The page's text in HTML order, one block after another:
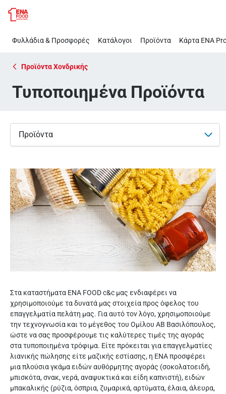
Παράλειψη
Τυποποιημένα
Προϊόντα
Φυλλάδια & Προσφορές Κατάλογοι Προϊόντα Κάρτα ΕΝΑ
Προϊόντα Χονδρικής
Τυποποιημένα Προϊόντα
Προϊόντα
Στα καταστήματα ΕΝΑ FOOD c&c μας ενδιαφέρει να
χρησιμοποιούμε τα δυνατά μας στοιχεία προς όφελος του
επαγγελματία πελάτη μας. Για αυτό τον λόγο, χρησιμοποιούμε
την τεχνογνωσία και το μέγεθος του Ομίλου ΑΒ Βασιλόπουλος,
ώστε να σας προσφέρουμε τις καλύτερες τιμές της αγοράς
στα τυποποιημένα τρόφιμα. Είτε πρόκειται για επαγγελματίες
λιανικής πώλησης είτε μαζικής εστίασης, η ΕΝΑ προσφέρει
μια πλούσια γκάμα ειδών αυθόρμητης αγοράς (σοκολατοειδή,
μπισκότα, σνακ, νερά, αναψυκτικά και είδη καπνιστή), ειδών
μπακαλικής (ρύζια, όσπρια, ζυμαρικά, αρτύματα, έλαια, άλευρα,